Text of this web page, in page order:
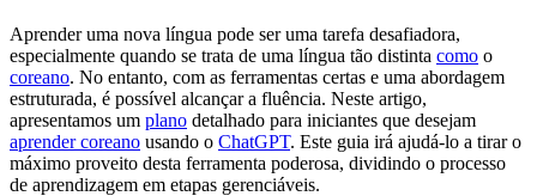
Aprender uma nova língua pode ser uma tarefa desafiadora,
especialmente quando se trata de uma língua tão distinta como o
coreano. No entanto, com as ferramentas certas e uma abordagem
estruturada, é possível alcançar a fluência. Neste artigo,
apresentamos um plano detalhado para iniciantes que desejam
aprender coreano usando o ChatGPT. Este guia irá ajudá-lo a tirar o
máximo proveito desta ferramenta poderosa, dividindo o processo
de aprendizagem em etapas gerenciáveis.